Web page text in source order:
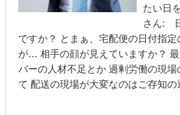
たい日
さん:
ですか？ とまぁ、宅配便の日付指定
が… 相手の顔が見えていますか？
バーの人材不足とか 過剰労働の現場
て 配送の現場が大変なのはご存知